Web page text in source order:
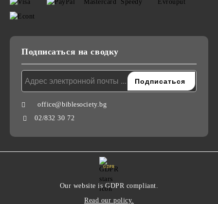
Подписаться на сводку
office@biblesociety.bg
02/832 30 72
GDPR
Our website is GDPR compliant.
Read our policy.